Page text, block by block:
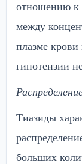
отношению к
между
плазме
гипотензии
Тиазиды
больших